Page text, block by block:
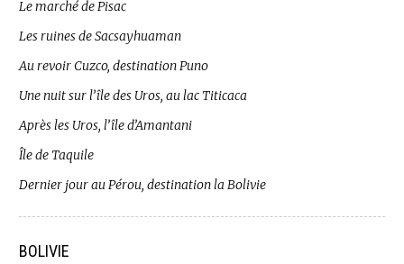
Le marché de Pisac
Les ruines de Sacsayhuaman
Au revoir Cuzco, destination Puno
Une nuit sur l’île des Uros, au lac Titicaca
Après les Uros, l’île d’Amantani
Île de Taquile
Dernier jour au Pérou, destination la Bolivie
BOLIVIE